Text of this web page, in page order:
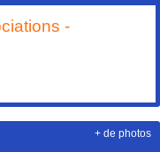
-
+ de photos